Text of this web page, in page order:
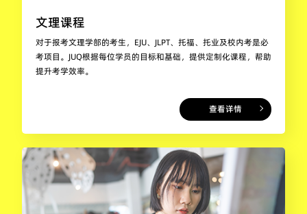
文理课程
对于报考文理学部的考生，EJU、JLPT、托福、托业及校内考是必
考项目。JUQ根据每位学员的目标和基础，提供定制化课程，帮助
提升考学效率。
查看详情